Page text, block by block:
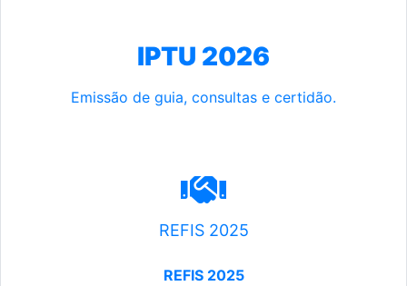
IPTU 2026
Emissão de guia, consultas e certidão.
REFIS 2025
REFIS 2025